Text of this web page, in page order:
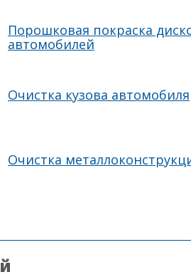
Порошковая покраска
автомобилей
Очистка кузова автомобиля
Очистка